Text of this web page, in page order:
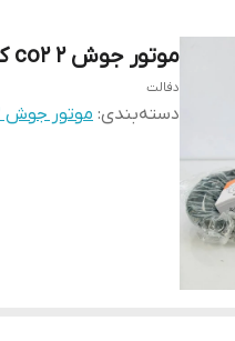
موتور جوش co2 ۲ کاره ۳۰۰ امپر مدل دفالت
دفالت
دسته‌بندی: موتور جوش co2